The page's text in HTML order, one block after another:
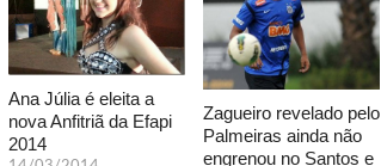
Ana Júlia é eleita a
nova Anfitriã da Efapi
2014
Zagueiro revelado pelo
Palmeiras ainda não
engrenou no Santos e